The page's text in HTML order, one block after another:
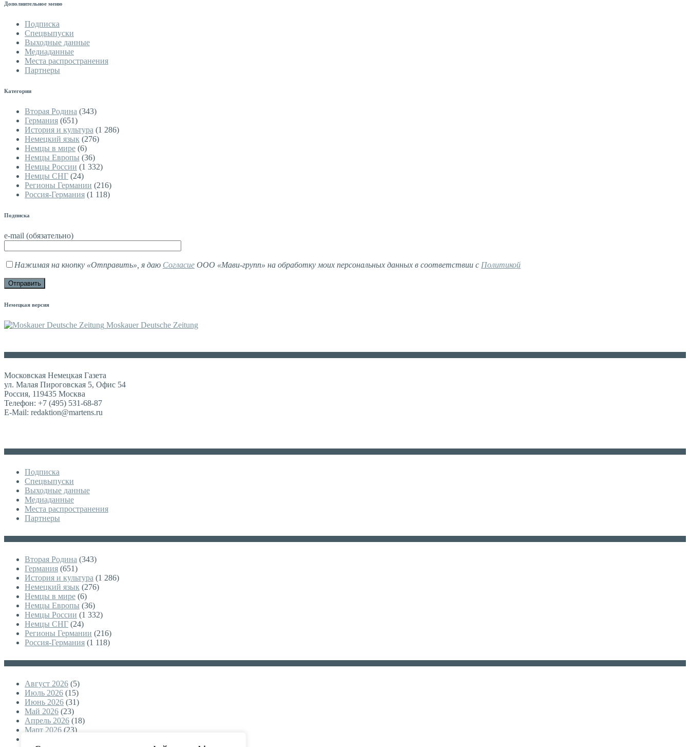
Дополнительное меню
Подписка
Спецвыпуски
Выходные данные
Медиаданные
Места распространения
Партнеры
Категории
Вторая Родина (343)
Германия (651)
История и культура (1 286)
Немецкий язык (276)
Немцы в мире (6)
Немцы Европы (36)
Немцы России (1 332)
Немцы СНГ (24)
Регионы Германии (216)
Россия-Германия (1 118)
Подписка
e-mail (обязательно)
Нажимая на кнопку «Отправить», я даю Согласие ООО «Мави-групп» на обработку моих персональных данных в соответствии с Политикой
Немецкая версия
Moskauer Deutsche Zeitung
Московская Немецкая Газета
ул. Малая Пироговская 5, Офис 54
Россия, 119435 Москва
Телефон: +7 (495) 531-68-87
E-Mail: redaktion@martens.ru
Подписка
Спецвыпуски
Выходные данные
Медиаданные
Места распространения
Партнеры
Вторая Родина (343)
Германия (651)
История и культура (1 286)
Немецкий язык (276)
Немцы в мире (6)
Немцы Европы (36)
Немцы России (1 332)
Немцы СНГ (24)
Регионы Германии (216)
Россия-Германия (1 118)
Август 2026 (5)
Июль 2026 (15)
Июнь 2026 (31)
Май 2026 (23)
Апрель 2026 (18)
Март 2026 (23)